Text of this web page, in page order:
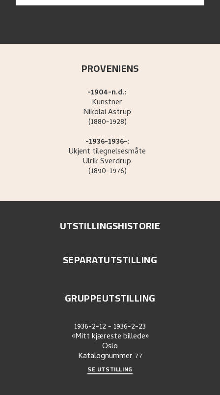
PROVENIENS
-1904-n.d.:
Kunstner
NikolaiAstrup
(1880-1928)
-1936-1936-:
Ukjent tilegnelsesmåte
UlrikSverdrup
(1890-1976)
UTSTILLINGSHISTORIE
SEPARATUTSTILLING
GRUPPEUTSTILLING
1936-2-12- 1936-2-23
«Mitt kjæreste billede»
Oslo
Katalognummer 77
SE UTSTILLING